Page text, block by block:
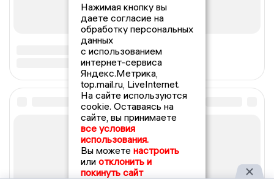
Нажимая кнопку вы
даете согласие на
обработку персональных
данных
с использованием
интернет-сервиса
Яндекс.Метрика,
top.mail.ru, LiveInternet.
На сайте используются
cookie. Оставаясь на
сайте, вы принимаете
все условия
использования.
Вы можете настроить
или отклонить и
покинуть сайт